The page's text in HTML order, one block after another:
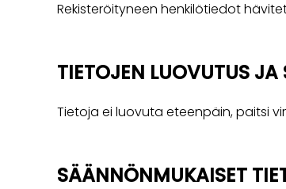
Rekisteröityneen henkilötiedot
TIETOJEN LUOVUTUS JA
Tietoja ei luovuta eteenpäin, paitsi
SÄÄNNÖNMUKAISET